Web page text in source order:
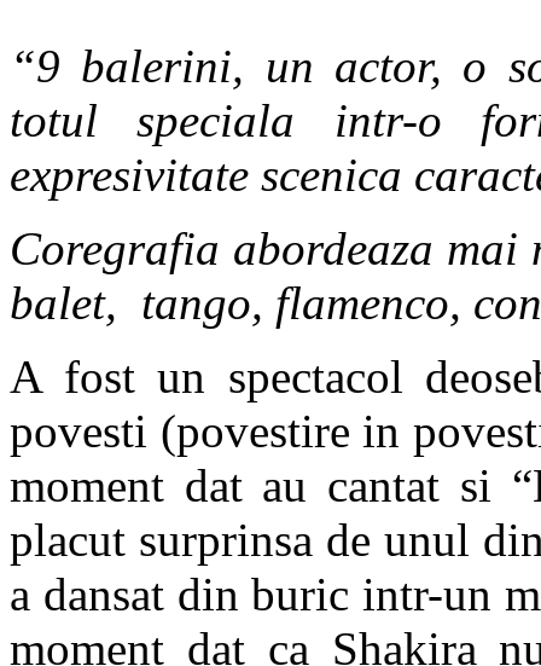
“9 balerini, un actor, o
totul speciala intr-o
expresivitate scenica
Coregrafia abordeaza
balet, tango, flamenco,
A fost un spectacol
povesti (povestire in
moment dat au cantat si
placut surprinsa de unul
a dansat din buric intr-un
moment dat ca Shakira